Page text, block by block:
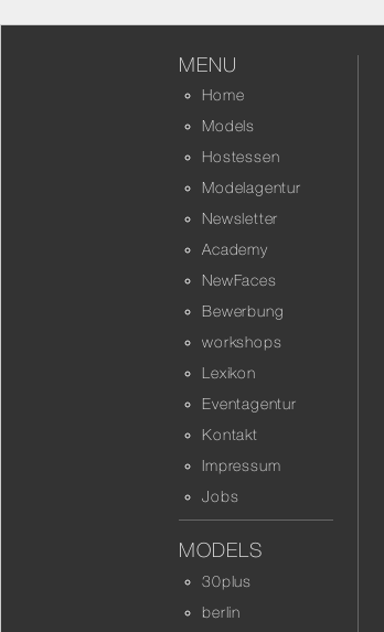
MENU
Home
Models
Hostessen
Modelagentur
Newsletter
Academy
NewFaces
Bewerbung
workshops
Lexikon
Eventagentur
Kontakt
Impressum
Jobs
MODELS
30plus
berlin